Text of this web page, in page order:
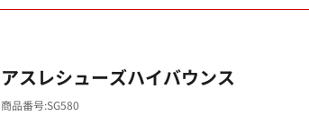
アスレシューズハイバウンス
商品番号 SG580